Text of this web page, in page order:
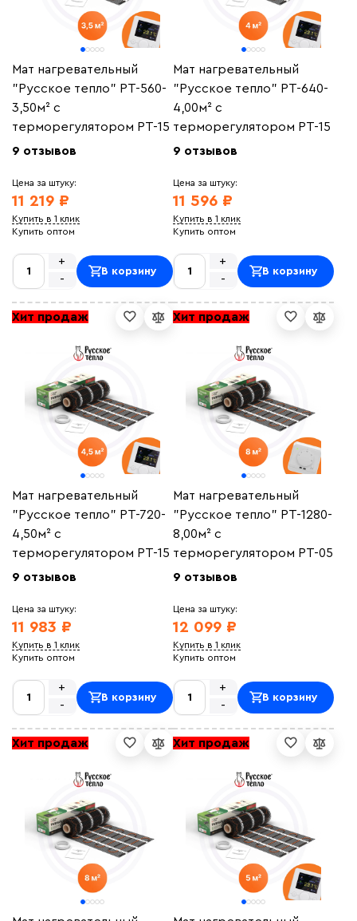
Мат нагревательный
"Русское тепло" РТ-560-
3,50м² с
терморегулятором РТ-15
9 отзывов
Цена за штуку:
11 219 ₽
Купить в 1 клик
Купить оптом
-
+
В корзину
Мат нагревательный
"Русское тепло" РТ-640-
4,00м² с
терморегулятором РТ-15
9 отзывов
Цена за штуку:
11 596 ₽
Купить в 1 клик
Купить оптом
-
+
В корзину
Хит продаж
Мат нагревательный
"Русское тепло" РТ-720-
4,50м² с
терморегулятором РТ-15
9 отзывов
Цена за штуку:
11 983 ₽
Купить в 1 клик
Купить оптом
-
+
В корзину
Хит продаж
Мат нагревательный
"Русское тепло" РТ-1280-
8,00м² с
терморегулятором РТ-05
9 отзывов
Цена за штуку:
12 099 ₽
Купить в 1 клик
Купить оптом
-
+
В корзину
Хит продаж Хит продаж